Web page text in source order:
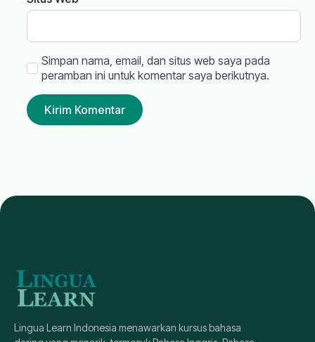
Simpan nama, email, dan situs web saya pada
peramban ini untuk komentar saya berikutnya.
Lingua Learn Indonesia menawarkan kursus bahasa